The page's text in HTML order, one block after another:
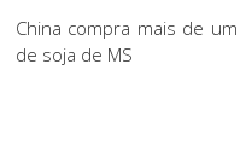
China compra mais de
de soja de MS